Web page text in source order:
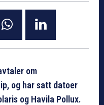
om
og har satt datoer
og Havila Pollux.